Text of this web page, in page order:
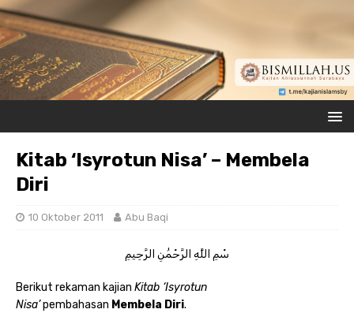
Kitab ‘Isyrotun Nisa’ – Membela
Diri
10 Oktober 2011 Abu Baqi
سْمِ اللَّهِ الرَّحْمَٰنِ الرَّحِيمِ
Berikut rekaman kajian Kitab ‘Isyrotun
Nisa’pembahasan Membela Diri.